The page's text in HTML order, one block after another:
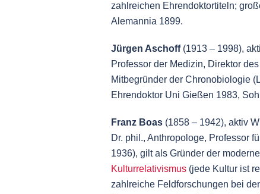
zahlreichen Ehrendoktortiteln;
Alemannia 1899.
Jürgen Aschoff(1913 – 1998),
Professor der Medizin, Direktor
Mitbegründer der Chronobiologie
Ehrendoktor Uni Gießen 1983,
Franz Boas (1858 – 1942), aktiv
Dr. phil., Anthropologe, Professor
1936), gilt als Gründer der
Kulturrelativismus (jede Kultur ist
zahlreiche Feldforschungen bei